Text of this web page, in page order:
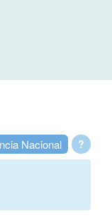
?
Nacional